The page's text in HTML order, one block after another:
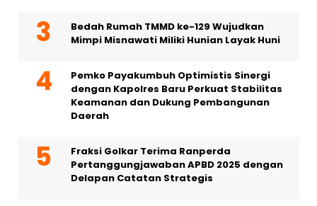
Bedah Rumah TMMD ke-129 Wujudkan
Mimpi Misnawati Miliki Hunian Layak Huni
Pemko Payakumbuh Optimistis Sinergi
dengan Kapolres Baru Perkuat Stabilitas
Keamanan dan Dukung Pembangunan
Daerah
Fraksi Golkar Terima Ranperda
Pertanggungjawaban APBD 2025 dengan
Delapan Catatan Strategis